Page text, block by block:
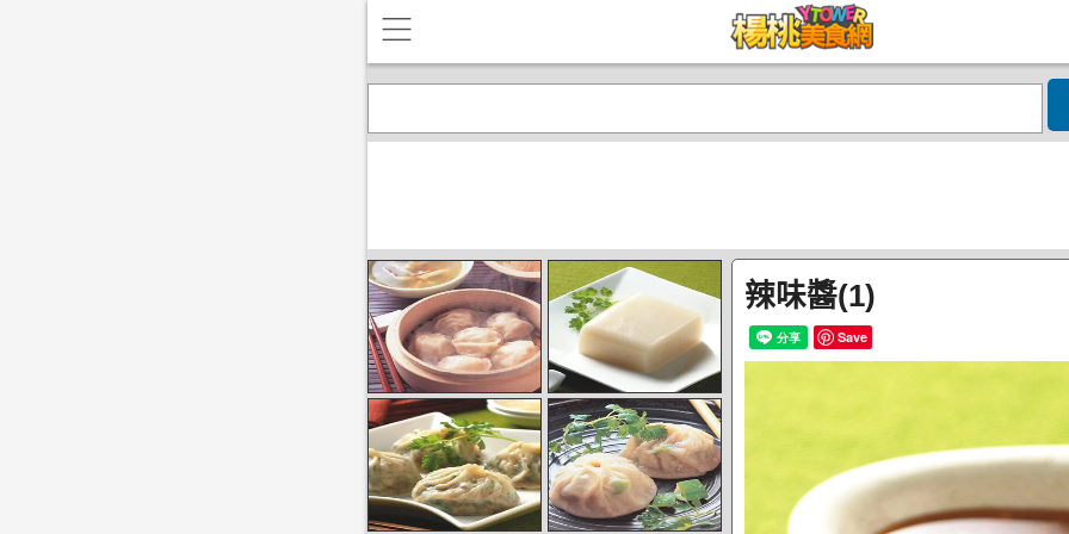
辣味醬(1)
Save